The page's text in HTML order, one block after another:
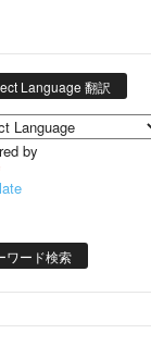
Language 翻訳
by
ワード検索